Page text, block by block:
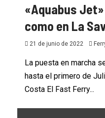
«Aquabus
como en La
21 de junio de 2022
La puesta en marcha
hasta el primero de
Costa El Fast Ferry...